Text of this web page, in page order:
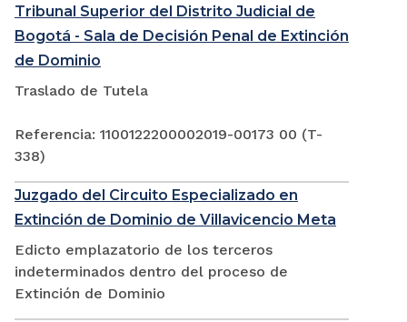
Tribunal Superior del Distrito Judicial de
Bogotá - Sala de Decisión Penal de Extinción
de Dominio
Traslado de Tutela
Referencia: 1100122200002019-00173 00 (T-
338)
Juzgado del Circuito Especializado en
Extinción de Dominio de Villavicencio Meta
Edicto emplazatorio de los terceros
indeterminados dentro del proceso de
Extinción de Dominio